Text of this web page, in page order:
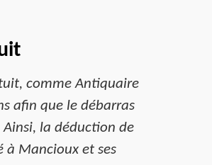
comme Antiquaire
afin que le débarras
la déduction de
à Mancioux et ses